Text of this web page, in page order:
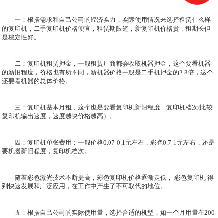
一：根据需求和自己公司的经济实力，实际使用情况来选择租赁什么样
的复印机，二手复印机价格便宜，租赁期限短，新复印机价格贵，租期长但
是稳定性好。
二：复印机租赁押金，一般租赁厂商都会收取机器押金，这个要看机器
的新旧程度，价格也有所不同，新机器价格一般是二手机押金的2-3倍，这个
还要看机器的总体价格。
三：复印机基本月租，这个也是要看复印机新旧程度，复印机档次(比较
复印机输出速度，速度越快价格越高）。
四：复印机单张费用：一般价格0.07-0.1元左右，彩色0.7-1元左右，还是
要机器新旧程度，复印机档次。
随着彩色激光技术不断提高，彩色复印机价格逐渐走低， 彩色复印机 得
到快速发展和广泛应用，在工作中产生了不可取代的地位。
五：根据自己公司的实际使用量，选择合适的机型，如一个月用量在200